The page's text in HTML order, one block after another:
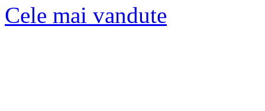
Cele mai vandute